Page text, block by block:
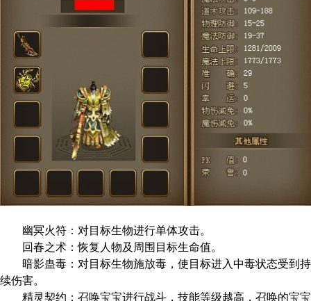
幽冥火符：对目标生物进行单体攻击。
回春之术：恢复人物及周围目标生命值。
暗影蛊毒：对目标生物施放毒，使目标进入中毒状态受到持
续伤害。
精灵契约：召唤宝宝进行战斗，技能等级越高，召唤的宝宝